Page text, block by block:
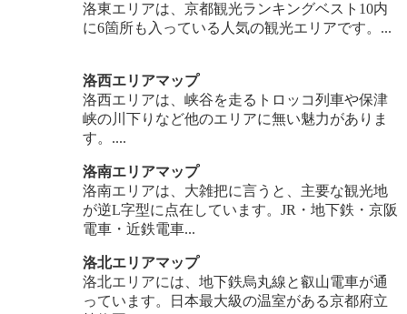
洛東エリアは、京都観光ランキングベスト10内
に6箇所も入っている人気の観光エリアです。...
洛西エリアマップ
洛西エリアは、峡谷を走るトロッコ列車や保津
峡の川下りなど他のエリアに無い魅力がありま
す。....
洛南エリアマップ
洛南エリアは、大雑把に言うと、主要な観光地
が逆L字型に点在しています。JR・地下鉄・京阪
電車・近鉄電車...
洛北エリアマップ
洛北エリアには、地下鉄烏丸線と叡山電車が通
っています。日本最大級の温室がある京都府立